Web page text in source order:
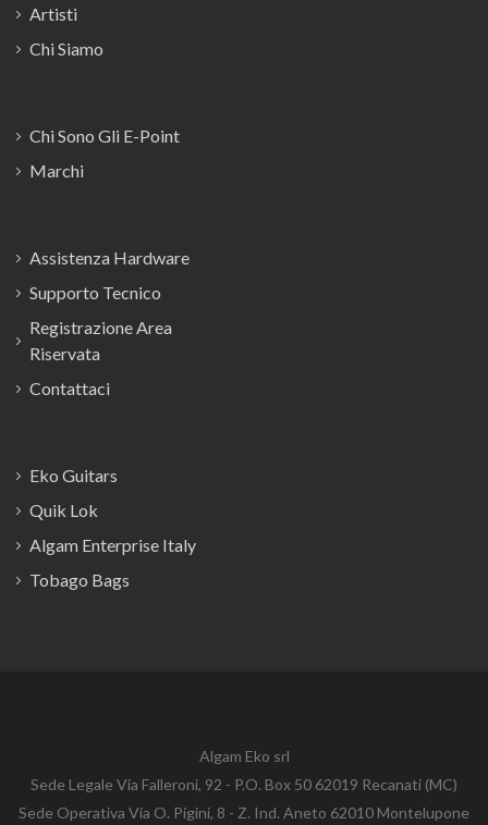
Artisti
Chi Siamo
Chi Sono Gli E-Point
Marchi
Assistenza Hardware
Supporto Tecnico
Registrazione Area
Riservata
Contattaci
Eko Guitars
Quik Lok
Algam Enterprise Italy
Tobago Bags
Algam Eko srl
Sede Legale Via Falleroni, 92 - P.O. Box 50 62019 Recanati (MC)
Sede Operativa Via O. Pigini, 8 - Z. Ind. Aneto 62010 Montelupone